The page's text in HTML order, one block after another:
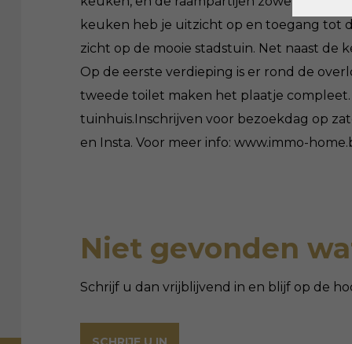
keuken heb je uitzicht op en toegang tot
zicht op de mooie stadstuin. Net naast de
Op de eerste verdieping is er rond de
tweede toilet maken het plaatje
tuinhuis.Inschrijven voor bezoekdag op
en Insta. Voor meer info: www.immo-
Niet gevonden
Schrijf u dan vrijblijvend in en blijf op de